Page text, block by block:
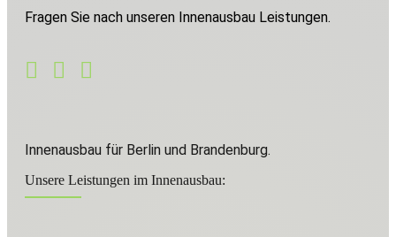
Fragen Sie nach unseren Innenausbau Leistungen.
Innenausbau für Berlin und Brandenburg.
Unsere Leistungen im Innenausbau: